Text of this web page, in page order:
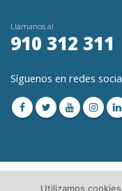
Llámanos al
910 312 311
Síguenos en redes
Utilizamos